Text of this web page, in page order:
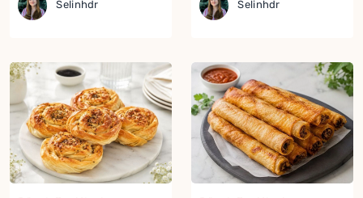
Selinhdr Selinhdr